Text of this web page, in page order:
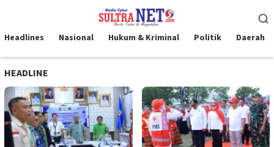
kontenMobile
Headlines Nasional Hukum & Kriminal Politik Daerah
HEADLINE